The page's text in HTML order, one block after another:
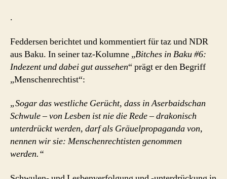
.
Feddersen berichtet und kommentiert für taz und NDR
aus Baku. In seiner taz-Kolumne „Bitches in Baku #6:
Indezent und dabei gut aussehen“ prägt er den Begriff
„Menschenrechtist“:
„Sogar das westliche Gerücht, dass in Aserbaidschan
Schwule – von Lesben ist nie die Rede – drakonisch
unterdrückt werden, darf als Gräuelpropaganda von,
nennen wir sie: Menschenrechtisten genommen
werden.“